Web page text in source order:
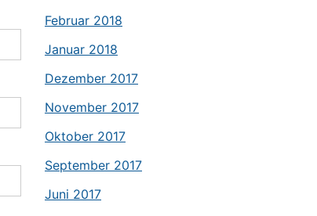
Februar 2018
Januar 2018
Dezember 2017
November 2017
Oktober 2017
September 2017
Juni 2017